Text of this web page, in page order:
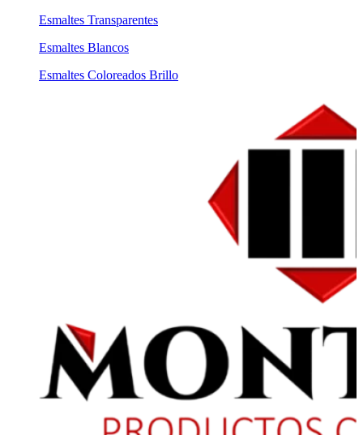
Esmaltes Transparentes
Esmaltes Blancos
Esmaltes Coloreados Brillo